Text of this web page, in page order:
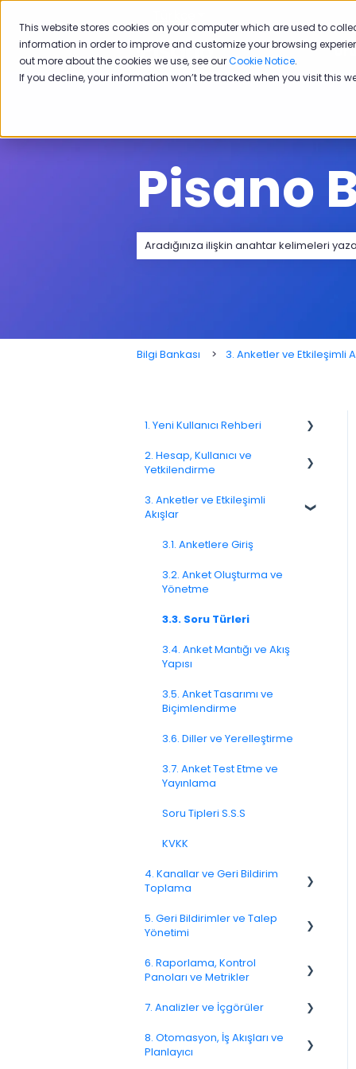
This website stores cookies on your computer which are used to
information in order to improve and customize your browsing
out more about the cookies we use, see ourCookie Notice.
If you decline, your information won’t be tracked when you visit this
Pisano
Bilgi Bankası 3. Anketler ve Etkileşimli
1. Yeni Kullanıcı Rehberi
1.1. Platforma Genel Bakış
Alanı
2. Hesap, Kullanıcı ve
Yetkilendirme
2.1 Hesap Ayarları
2.4. Ekipler, Birimler ve
2.6. Bildirimler ve Kullanıcı
3. Anketler ve Etkileşimli
Akışlar
3.1. Anketlere Giriş
3.2. Anket Oluşturma ve
Yönetme
3.3. Soru Türleri
3.4. Anket Mantığı ve Akış
Yapısı
3.5. Anket Tasarımı ve
Biçimlendirme
3.6. Diller ve Yerelleştirme
3.7. Anket Test Etme ve
Yayınlama
Soru Tipleri S.S.S
KVKK
4. Kanallar ve Geri Bildirim
Toplama
4.1. Kanallara Genel Bakış
4.4. Bağlantı ve QR Kod
4.8. WhatsApp Anketleri
5. Geri Bildirimler ve Talep
Yönetimi
Spam
Geri Bildirimlerle İlgili Sorular
6. Raporlama, Kontrol
Panoları ve Metrikler
NPS
CSAT
7. Analizler ve İçgörüler
7.6. Etken Analizi
8. Otomasyon, İş Akışları ve
Planlayıcı